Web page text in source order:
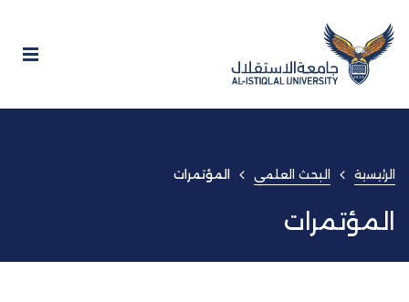
الرئيسية البحث العلمي المؤتمرات
المؤتمرات